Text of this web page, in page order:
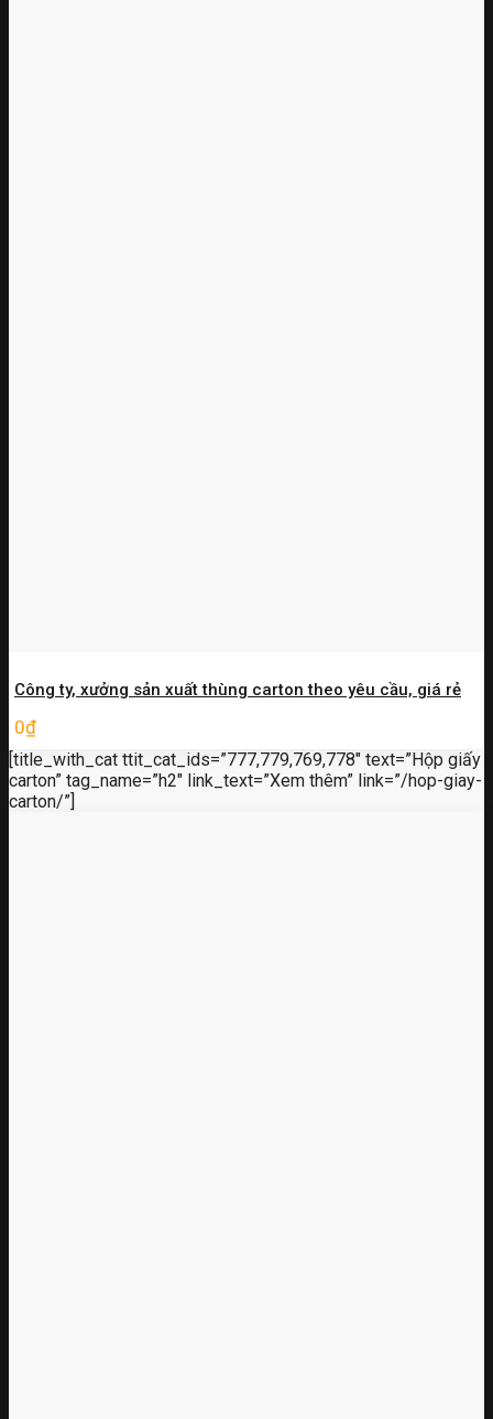
Công ty, xưởng sản xuất thùng carton theo yêu cầu, giá rẻ
0₫
[title_with_cat ttit_cat_ids=”777,779,769,778″ text=”Hộp giấy
carton” tag_name=”h2″ link_text=”Xem thêm” link=”/hop-giay-
carton/”]